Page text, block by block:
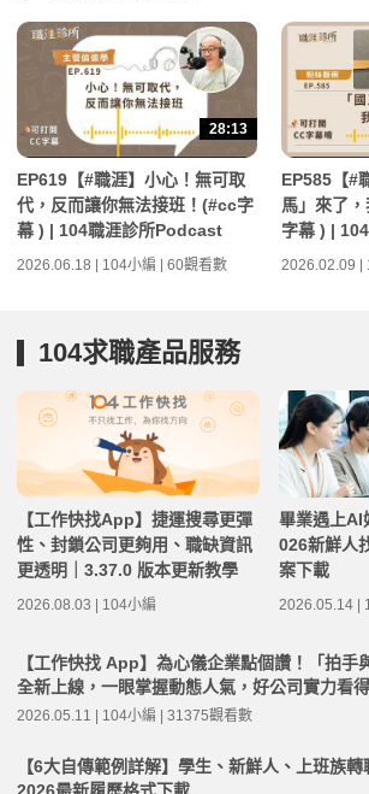
28:13
EP619【#職涯】小心！無可取
代，反而讓你無法接班！(#cc字
幕 ) | 104職涯診所Podcast
2026.06.18 | 104小編 | 60觀看數
EP585【#
馬」來了
字幕 ) |
2026.02.09 |
104求職產品服務
【工作快找App】捷運搜尋更彈
性、封鎖公司更夠用、職缺資訊
更透明｜3.37.0 版本更新教學
2026.08.03 | 104小編
畢業遇上AI
026新鮮人
案下載
2026.05.14 |
【工作快找 App】為心儀企業點個讚！「拍手
全新上線，一眼掌握動態人氣，好公司實力看
33.0 版本更新教學
2026.05.11 | 104小編 | 31375觀看數
【6大自傳範例詳解】學生、新鮮人、上班族轉
2026最新履歷格式下載